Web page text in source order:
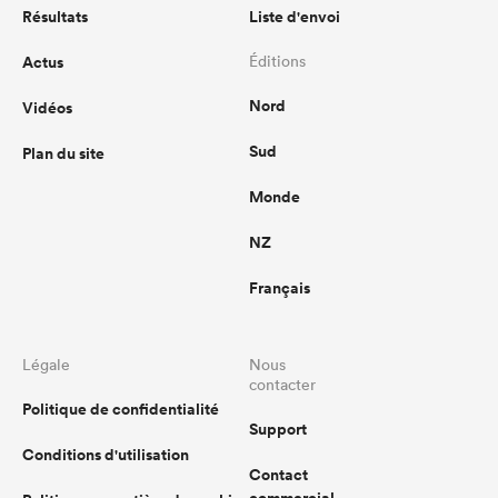
Résultats
Actus
Vidéos
Plan du site
Liste d'envoi
Éditions
Nord
Sud
Monde
NZ
Français
Légale
Politique de confidentialité
Conditions d'utilisation
Nous
contacter
Support
Contact